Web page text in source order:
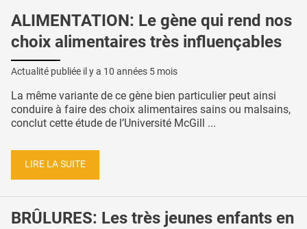
ALIMENTATION: Le gène qui rend nos
choix alimentaires très influençables
Actualité publiée il y a 10 années 5 mois
La même variante de ce gène bien particulier peut ainsi
conduire à faire des choix alimentaires sains ou malsains,
conclut cette étude de l’Université McGill ...
LIRE LA SUITE
BRÛLURES: Les très jeunes enfants en